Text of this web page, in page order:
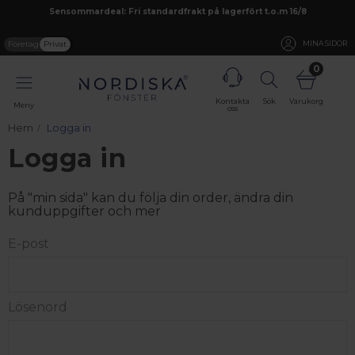
Sensommardeal: Fri standardfrakt på lagerfört t.o.m 16/8
Företag Privat MINA SIDOR
Meny
Kontakta
oss
Sök
0
Varukorg
Hem Logga in
Logga in
På "min sida" kan du följa din order, ändra din
kunduppgifter och mer
E-post
Lösenord